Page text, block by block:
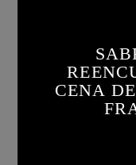
CENA